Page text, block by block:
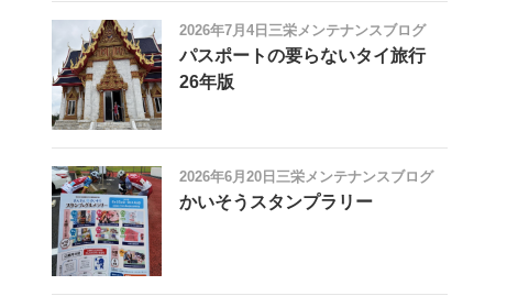
2026年7月4日 三栄メンテナンスブログ
パスポートの要らないタイ旅行
26年版
2026年6月20日 三栄メンテナンスブログ
かいそうスタンプラリー